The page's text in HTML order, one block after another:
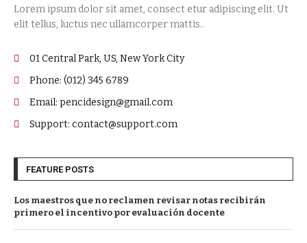
Lorem ipsum dolor sit amet, consect etur adipiscing elit. Ut
elit tellus, luctus nec ullamcorper mattis..
01 Central Park, US, New York City
Phone: (012) 345 6789
Email: pencidesign@gmail.com
Support: contact@support.com
FEATURE POSTS
Los maestros que no reclamen revisar notas recibirán
primero el incentivo por evaluación docente